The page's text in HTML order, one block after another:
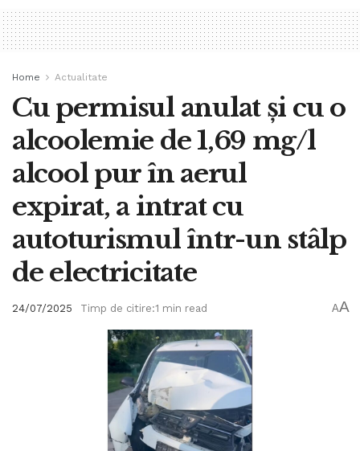
Home Actualitate
Cu permisul anulat și cu o
alcoolemie de 1,69 mg/l
alcool pur în aerul
expirat, a intrat cu
autoturismul într-un stâlp
de electricitate
24/07/2025 Timp de citire:1 min read AA